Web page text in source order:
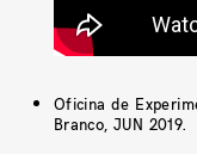
Oficina de
Branco, JUN 2019.